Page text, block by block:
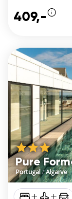
409,-
Pure
Portugal/Algarve